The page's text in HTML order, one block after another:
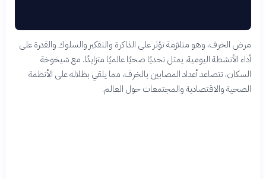
مرض الخرف، وهو متلازمة تؤثر على الذاكرة والتفكير والسلوك والقدرة على
أداء الأنشطة اليومية، يمثل تحديًا صحيًا عالميًا متزايدًا. مع شيخوخة
السكان، تتصاعد أعداد المصابين بالخرف، مما يلقي بظلاله على الأنظمة
الصحية والاقتصادية والمجتمعات حول العالم.